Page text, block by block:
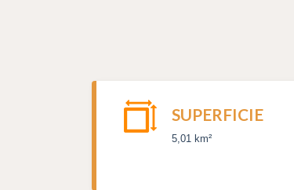
SUPERFICIE
5,01 km²